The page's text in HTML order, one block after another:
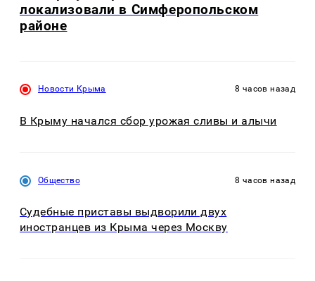
локализовали в Симферопольском
районе
Новости Крыма 8 часов назад
В Крыму начался сбор урожая сливы и алычи
Общество 8 часов назад
Судебные приставы выдворили двух
иностранцев из Крыма через Москву